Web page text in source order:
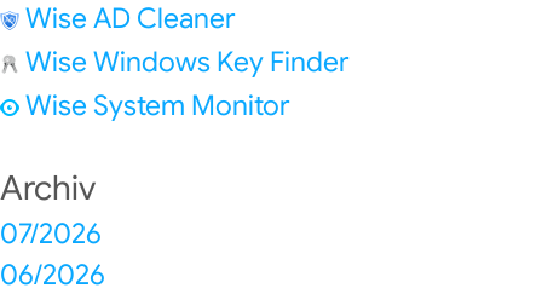
Wise AD Cleaner
Wise Windows Key Finder
Wise System Monitor
Archiv
07/2026
06/2026